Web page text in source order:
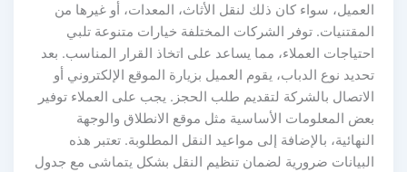
العميل، سواء كان ذلك لنقل الأثاث، المعدات، أو غيرها من
المقتنيات. توفر الشركات المختلفة خيارات متنوعة تلبي
احتياجات العملاء، مما يساعد على اتخاذ القرار المناسب. بعد
تحديد نوع الدباب، يقوم العميل بزيارة الموقع الإلكتروني أو
الاتصال بالشركة لتقديم طلب الحجز. يجب على العملاء توفير
بعض المعلومات الأساسية مثل موقع الانطلاق والوجهة
النهائية، بالإضافة إلى مواعيد النقل المطلوبة. تعتبر هذه
البيانات ضرورية لضمان تنظيم النقل بشكل يتماشى مع جدول